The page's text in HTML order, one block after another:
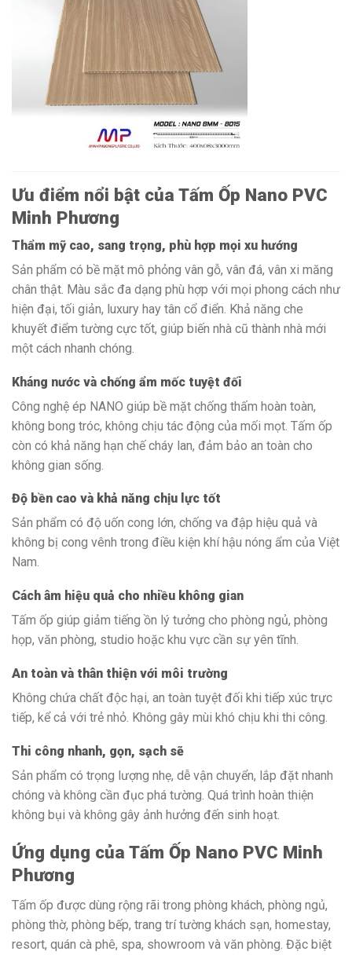
Ưu điểm nổi bật của Tấm Ốp Nano PVC
Minh Phương
Thẩm mỹ cao, sang trọng, phù hợp mọi xu hướng
Sản phẩm có bề mặt mô phỏng vân gỗ, vân đá, vân xi măng
chân thật. Màu sắc đa dạng phù hợp với mọi phong cách như
hiện đại, tối giản, luxury hay tân cổ điển. Khả năng che
khuyết điểm tường cực tốt, giúp biến nhà cũ thành nhà mới
một cách nhanh chóng.
Kháng nước và chống ẩm mốc tuyệt đối
Công nghệ ép NANO giúp bề mặt chống thấm hoàn toàn,
không bong tróc, không chịu tác động của mối mọt. Tấm ốp
còn có khả năng hạn chế cháy lan, đảm bảo an toàn cho
không gian sống.
Độ bền cao và khả năng chịu lực tốt
Sản phẩm có độ uốn cong lớn, chống va đập hiệu quả và
không bị cong vênh trong điều kiện khí hậu nóng ẩm của Việt
Nam.
Cách âm hiệu quả cho nhiều không gian
Tấm ốp giúp giảm tiếng ồn lý tưởng cho phòng ngủ, phòng
họp, văn phòng, studio hoặc khu vực cần sự yên tĩnh.
An toàn và thân thiện với môi trường
Không chứa chất độc hại, an toàn tuyệt đối khi tiếp xúc trực
tiếp, kể cả với trẻ nhỏ. Không gây mùi khó chịu khi thi công.
Thi công nhanh, gọn, sạch sẽ
Sản phẩm có trọng lượng nhẹ, dễ vận chuyển, lắp đặt nhanh
chóng và không cần đục phá tường. Quá trình hoàn thiện
không bụi và không gây ảnh hưởng đến sinh hoạt.
Ứng dụng của Tấm Ốp Nano PVC Minh
Phương
Tấm ốp được dùng rộng rãi trong phòng khách, phòng ngủ,
phòng thờ, phòng bếp, trang trí tường khách sạn, homestay,
resort, quán cà phê, spa, showroom và văn phòng. Đặc biệt